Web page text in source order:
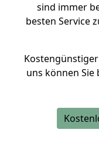
sind immer
besten Service
uns können Sie